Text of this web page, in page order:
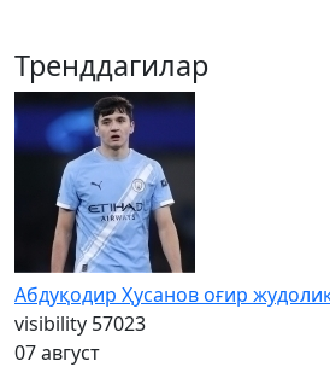
Тренддагилар
Абдуқодир Ҳусанов оғир
visibility 57023
07 август